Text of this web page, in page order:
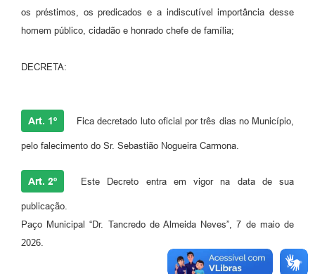
os préstimos, os predicados e a indiscutível importância desse
homem público, cidadão e honrado chefe de família;
DECRETA:
Art. 1º Fica decretado luto oficial por três dias no Município,
pelo falecimento do Sr. Sebastião Nogueira Carmona.
Art. 2º Este Decreto entra em vigor na data de sua
publicação.
Paço Municipal “Dr. Tancredo de Almeida Neves”, 7 de maio de
2026.